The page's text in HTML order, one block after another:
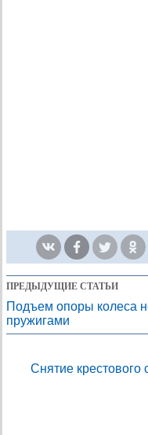
ПРЕДЫДУЩИЕ СТАТЬИ
Подъем опоры колеса
пружигами
Снятие крестового